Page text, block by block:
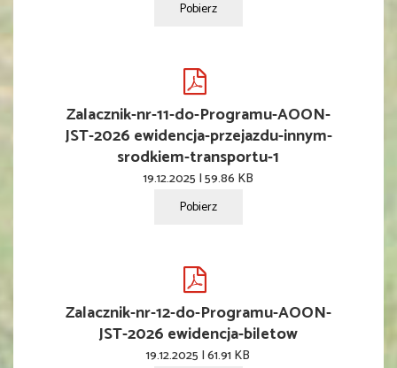
Pobierz
Zalacznik-nr-11-do-Programu-AOON-
JST-2026 ewidencja-przejazdu-innym-
srodkiem-transportu-1
19.12.2025 | 59.86 KB
Pobierz
Zalacznik-nr-12-do-Programu-AOON-
JST-2026 ewidencja-biletow
19.12.2025 | 61.91 KB